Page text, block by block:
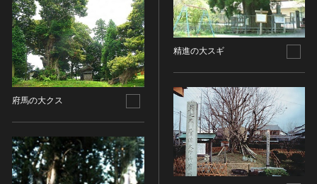
府馬の大クス
精進の大スギ
社寺跡又は旧境内
城跡
集落跡
その他
名勝
庭園
海浜
山岳